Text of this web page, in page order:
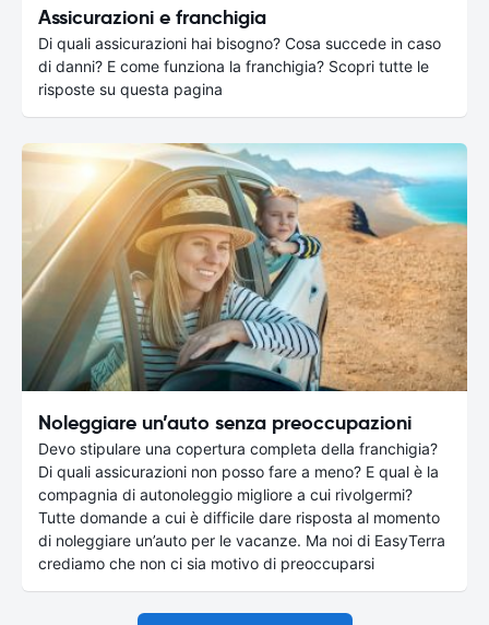
Assicurazioni e franchigia
Di quali assicurazioni hai bisogno? Cosa succede in caso
di danni? E come funziona la franchigia? Scopri tutte le
risposte su questa pagina
Noleggiare un’auto senza preoccupazioni
Devo stipulare una copertura completa della franchigia?
Di quali assicurazioni non posso fare a meno? E qual è la
compagnia di autonoleggio migliore a cui rivolgermi?
Tutte domande a cui è difficile dare risposta al momento
di noleggiare un’auto per le vacanze. Ma noi di EasyTerra
crediamo che non ci sia motivo di preoccuparsi